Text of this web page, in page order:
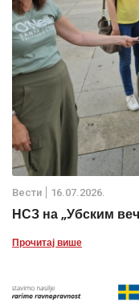
Вести 16.07.2026.
НСЗ на „Убским
Прочитај више